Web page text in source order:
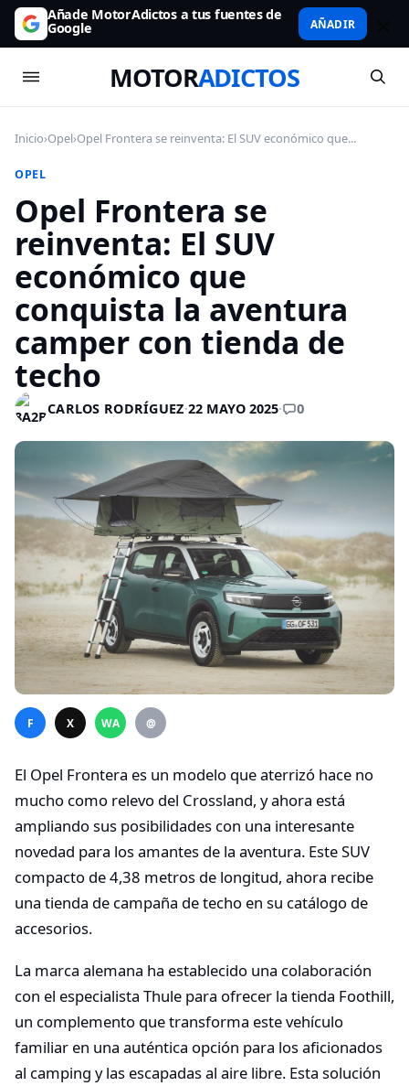
Añade MotorAdictos a tus fuentes de
Google AÑADIR
MOTORADICTOS
Inicio›Opel›Opel Frontera se reinventa: El SUV económico que...
OPEL
Opel Frontera se
reinventa: El SUV
económico que
conquista la aventura
camper con tienda de
techo
CARLOS RODRÍGUEZ·22 MAYO 2025· 0
F X WA @
El Opel Frontera es un modelo que aterrizó hace no
mucho como relevo del Crossland, y ahora está
ampliando sus posibilidades con una interesante
novedad para los amantes de la aventura. Este SUV
compacto de 4,38 metros de longitud, ahora recibe
una tienda de campaña de techo en su catálogo de
accesorios.
La marca alemana ha establecido una colaboración
con el especialista Thule para ofrecer la tienda Foothill,
un complemento que transforma este vehículo
familiar en una auténtica opción para los aficionados
al camping y las escapadas al aire libre. Esta solución